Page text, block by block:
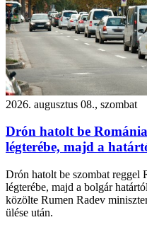
2026. augusztus 08., szombat
Drón hatolt be
légterébe, majd a
Drón hatolt be szombat reggel
légterébe, majd a bolgár
közölte Rumen Radev
ülése után.